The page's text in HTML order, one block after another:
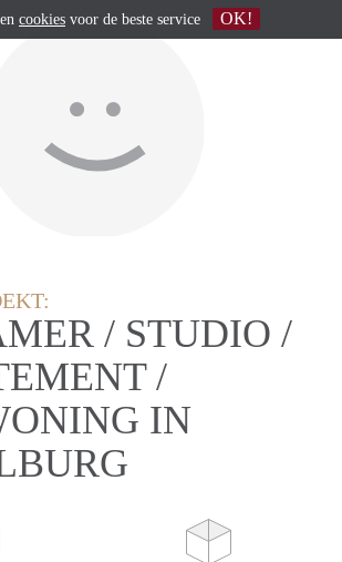
/ STUDIO /
/
IN
cookies voor de beste service OK!